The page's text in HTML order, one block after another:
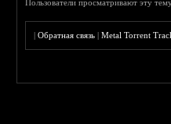
Пользователи просматривают эту
|Обратная связь |Metal Torrent